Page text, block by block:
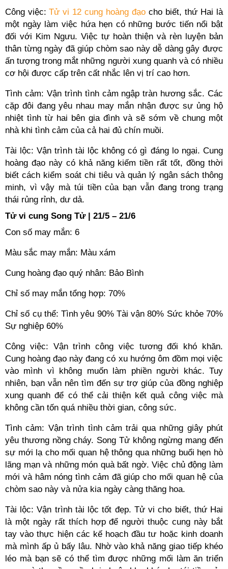
Công việc: Tử vi 12 cung hoàng đạo cho biết, thứ Hai là
một ngày làm việc hứa hẹn có những bước tiến nổi bật
đối với Kim Ngưu. Việc tự hoàn thiện và rèn luyện bản
thân từng ngày đã giúp chòm sao này dễ dàng gây được
ấn tượng trong mắt những người xung quanh và có nhiều
cơ hội được cấp trên cất nhắc lên vị trí cao hơn.
Tình cảm: Vận trình tình cảm ngập tràn hương sắc. Các
cặp đôi đang yêu nhau may mắn nhận được sự ủng hộ
nhiệt tình từ hai bên gia đình và sẽ sớm về chung một
nhà khi tình cảm của cả hai đủ chín muồi.
Tài lộc: Vận trình tài lộc không có gì đáng lo ngại. Cung
hoàng đạo này có khả năng kiếm tiền rất tốt, đồng thời
biết cách kiểm soát chi tiêu và quản lý ngân sách thông
minh, vì vậy mà túi tiền của bạn vẫn đang trong trạng
thái rủng rỉnh, dư dả.
Tử vi cung Song Tử | 21/5 – 21/6
Con số may mắn: 6
Màu sắc may mắn: Màu xám
Cung hoàng đạo quý nhân: Bảo Bình
Chỉ số may mắn tổng hợp: 70%
Chỉ số cụ thể: Tình yêu 90% Tài vận 80% Sức khỏe 70%
Sự nghiệp 60%
Công việc: Vận trình công việc tương đối khó khăn.
Cung hoàng đạo này đang có xu hướng ôm đồm mọi việc
vào mình vì không muốn làm phiền người khác. Tuy
nhiên, bạn vẫn nên tìm đến sự trợ giúp của đồng nghiệp
xung quanh để có thể cải thiện kết quả công việc mà
không cần tốn quá nhiều thời gian, công sức.
Tình cảm: Vận trình tình cảm trải qua những giây phút
yêu thương nồng cháy. Song Tử không ngừng mang đến
sự mới lạ cho mối quan hệ thông qua những buổi hẹn hò
lãng mạn và những món quà bất ngờ. Việc chủ động làm
mới và hâm nóng tình cảm đã giúp cho mối quan hệ của
chòm sao này và nửa kia ngày càng thăng hoa.
Tài lộc: Vận trình tài lộc tốt đẹp. Tử vi cho biết, thứ Hai
là một ngày rất thích hợp để người thuộc cung này bắt
tay vào thực hiện các kế hoạch đầu tư hoặc kinh doanh
mà mình ấp ủ bấy lâu. Nhờ vào khả năng giao tiếp khéo
léo mà bạn sẽ có thể tìm được những mối làm ăn triển